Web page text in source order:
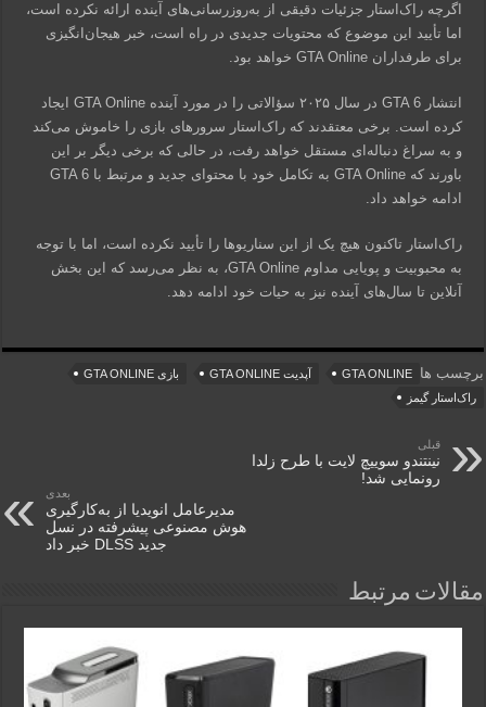
اگرچه راک‌استار جزئیات دقیقی از به‌روزرسانی‌های آینده ارائه نکرده است،
اما تأیید این موضوع که محتویات جدیدی در راه است، خبر هیجان‌انگیزی
برای طرفداران GTA Online خواهد بود.
انتشار GTA 6 در سال ۲۰۲۵ سؤالاتی را در مورد آینده GTA Online ایجاد
کرده است. برخی معتقدند که راک‌استار سرورهای بازی را خاموش می‌کند
و به سراغ دنباله‌ای مستقل خواهد رفت، در حالی که برخی دیگر بر این
باورند که GTA Online به تکامل خود با محتوای جدید و مرتبط با GTA 6
ادامه خواهد داد.
راک‌استار تاکنون هیچ یک از این سناریوها را تأیید نکرده است، اما با توجه
به محبوبیت و پویایی مداوم GTA Online، به نظر می‌رسد که این بخش
آنلاین تا سال‌های آینده نیز به حیات خود ادامه دهد.
برچسب ها GTA ONLINE آپدیت GTA ONLINE
بازی GTA ONLINE
راک‌استار گیمز
قبلی
نینتندو سوییچ لایت با طرح زلدا
رونمایی شد!
بعدی
مدیرعامل انویدیا از به‌کارگیری
هوش مصنوعی پیشرفته در نسل
جدید DLSS خبر داد
مقالات مرتبط